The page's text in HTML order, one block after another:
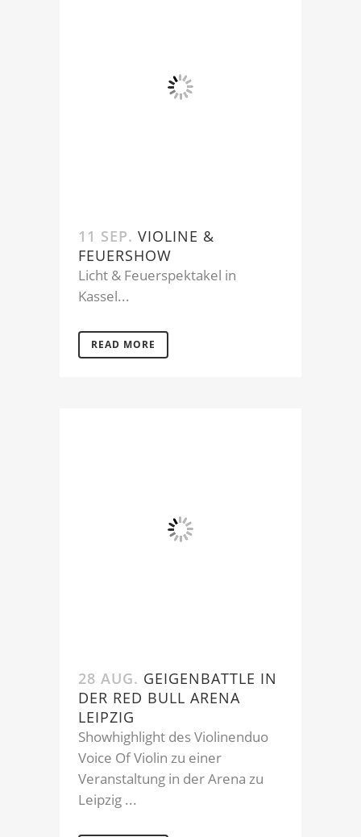
11 SEP. VIOLINE &
FEUERSHOW
Licht & Feuerspektakel in
Kassel...
READ MORE
28 AUG. GEIGENBATTLE IN
DER RED BULL ARENA
LEIPZIG
Showhighlight des Violinenduo
Voice Of Violin zu einer
Veranstaltung in der Arena zu
Leipzig ...